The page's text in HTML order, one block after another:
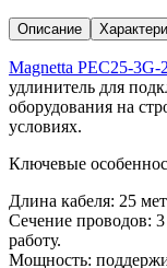
Описание
Magnetta PEC25-3G-
удлинитель для
оборудования на
условиях.
Ключевые
Длина кабеля: 25
Сечение проводов:
работу.
Мощность: